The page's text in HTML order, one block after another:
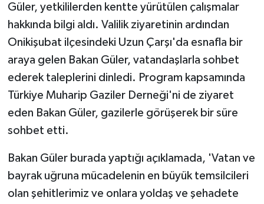
Güler, yetkililerden kentte yürütülen çalışmalar
hakkında bilgi aldı. Valilik ziyaretinin ardından
Onikişubat ilçesindeki Uzun Çarşı'da esnafla bir
araya gelen Bakan Güler, vatandaşlarla sohbet
ederek taleplerini dinledi. Program kapsamında
Türkiye Muharip Gaziler Derneği'ni de ziyaret
eden Bakan Güler, gazilerle görüşerek bir süre
sohbet etti.
Bakan Güler burada yaptığı açıklamada, 'Vatan ve
bayrak uğruna mücadelenin en büyük temsilcileri
olan şehitlerimiz ve onlara yoldaş ve şehadete